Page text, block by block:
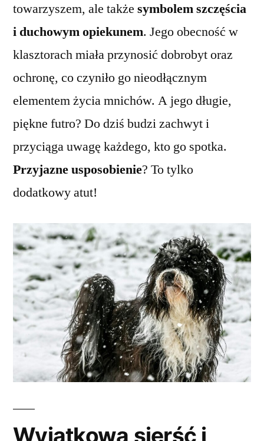
towarzyszem, ale także symbolem szczęścia
i duchowym opiekunem. Jego obecność w
klasztorach miała przynosić dobrobyt oraz
ochronę, co czyniło go nieodłącznym
elementem życia mnichów. A jego długie,
piękne futro? Do dziś budzi zachwyt i
przyciąga uwagę każdego, kto go spotka.
Przyjazne usposobienie? To tylko
dodatkowy atut!
Wyjątkowa sierść i